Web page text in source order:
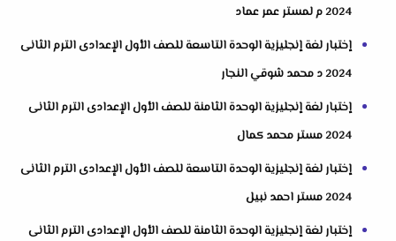
2024 م لمستر عمر عماد
إختبار لغة إنجليزية الوحدة التاسعة للصف الأول الإعدادى الترم الثانى
2024 د محمد شوقي النجار
إختبار لغة إنجليزية الوحدة الثامنة للصف الأول الإعدادى الترم الثانى
2024 مستر محمد كمال
إختبار لغة إنجليزية الوحدة التاسعة للصف الأول الإعدادى الترم الثانى
2024 مستر احمد نبيل
إختبار لغة إنجليزية الوحدة الثامنة للصف الأول الإعدادى الترم الثانى